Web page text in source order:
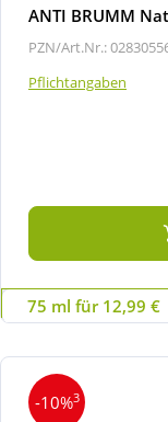
ANTI BRUMM
PZN/Art.Nr.:
Pflichtangaben
75 ml für 12,99 €
-10%3